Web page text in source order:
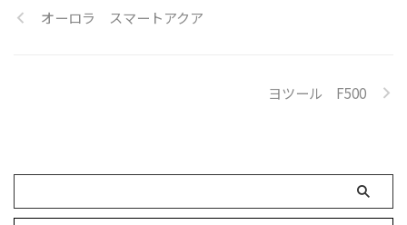
オーロラ スマートアクア
ヨツール F500